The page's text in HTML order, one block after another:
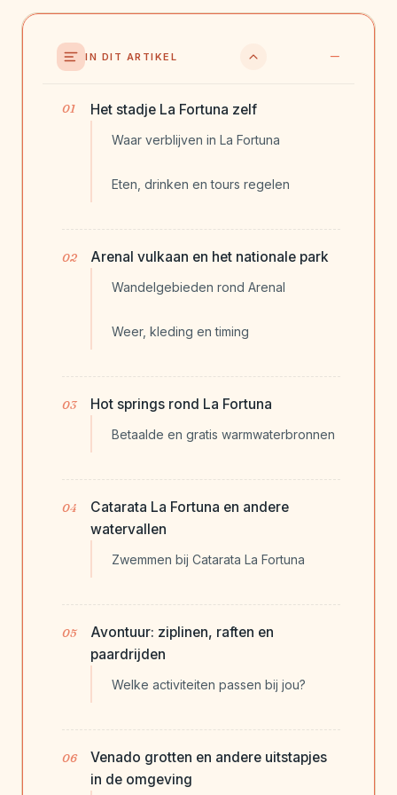
IN DIT ARTIKEL
Het stadje La Fortuna zelf
Waar verblijven in La Fortuna
Eten, drinken en tours regelen
Arenal vulkaan en het nationale park
Wandelgebieden rond Arenal
Weer, kleding en timing
Hot springs rond La Fortuna
Betaalde en gratis warmwaterbronnen
Catarata La Fortuna en andere
watervallen
Zwemmen bij Catarata La Fortuna
Avontuur: ziplinen, raften en
paardrijden
Welke activiteiten passen bij jou?
Venado grotten en andere uitstapjes
in de omgeving